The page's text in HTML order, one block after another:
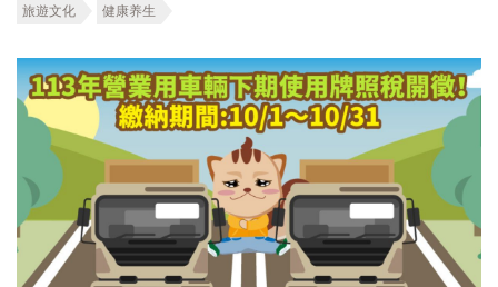
旅遊文化 健康养生